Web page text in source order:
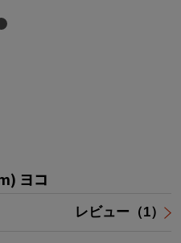
ヨコ
レビュー（1）